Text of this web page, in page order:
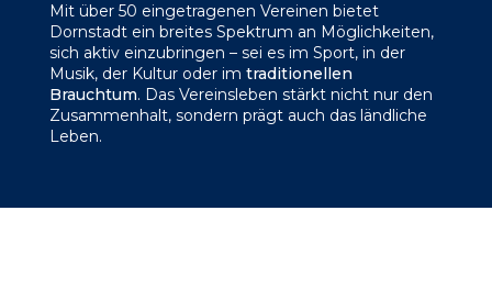
Mit über 50 eingetragenen Vereinen bietet
Dornstadt ein breites Spektrum an Möglichkeiten,
sich aktiv einzubringen – sei es im Sport, in der
Musik, der Kultur oder im traditionellen
Brauchtum. Das Vereinsleben stärkt nicht nur den
Zusammenhalt, sondern prägt auch das ländliche
Leben.